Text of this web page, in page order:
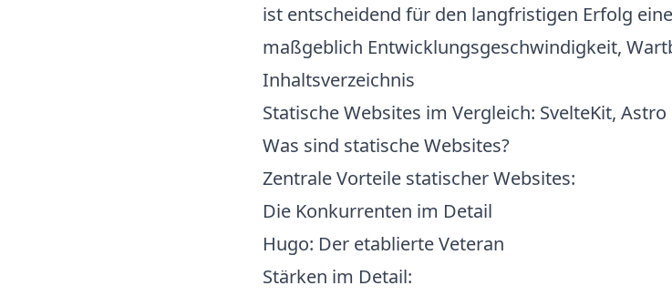
ist entscheidend für den langfristigen Erfolg
maßgeblich Entwicklungsgeschwindigkeit,
Inhaltsverzeichnis
Statische Websites im Vergleich: SvelteKit,
Was sind statische Websites?
Zentrale Vorteile statischer Websites:
Die Konkurrenten im Detail
Hugo: Der etablierte Veteran
Stärken im Detail: